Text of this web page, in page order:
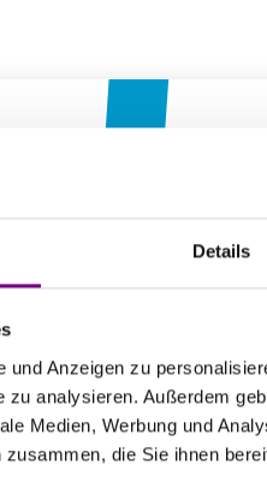
Details
und Anzeigen zu
zu analysieren. Außerdem
Medien, Werbung und
die Sie ihnen